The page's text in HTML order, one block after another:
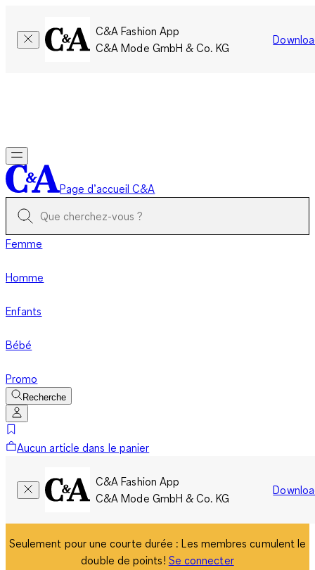
C&A Fashion App
C&A Mode GmbH & Co. KG
Page d’accueil C&A
Femme
Homme
Enfants
Bébé
Promo
Recherche
Aucun article dans le panier
C&A Fashion App
C&A Mode GmbH & Co. KG
Seulement pour une courte durée : Les membres cumulent le
double de points! Se connecter